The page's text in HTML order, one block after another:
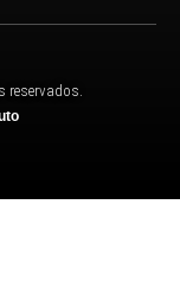
reservados.